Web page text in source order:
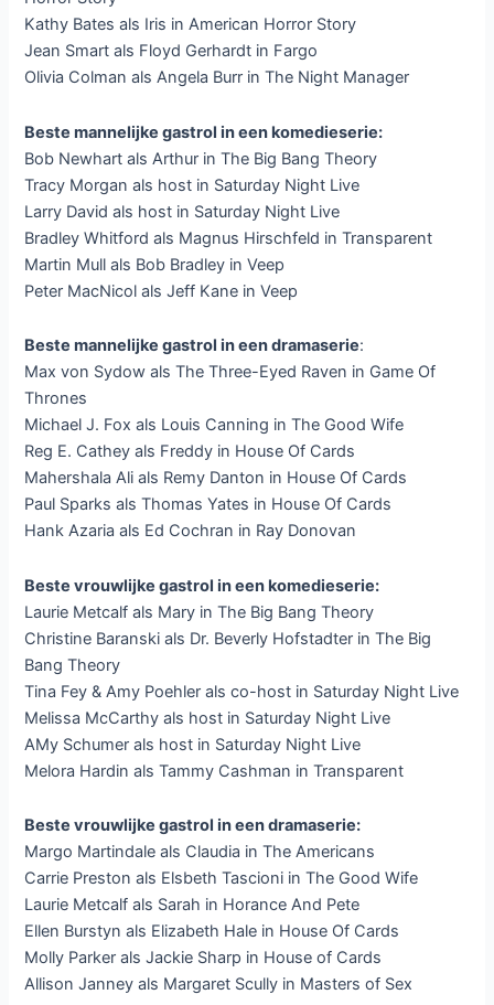
Kathy Bates als Iris in American Horror Story
Jean Smart als Floyd Gerhardt in Fargo
Olivia Colman als Angela Burr in The Night Manager
Beste mannelijke gastrol in een komedieserie:
Bob Newhart als Arthur in The Big Bang Theory
Tracy Morgan als host in Saturday Night Live
Larry David als host in Saturday Night Live
Bradley Whitford als Magnus Hirschfeld in Transparent
Martin Mull als Bob Bradley in Veep
Peter MacNicol als Jeff Kane in Veep
Beste mannelijke gastrol in een dramaserie:
Max von Sydow als The Three-Eyed Raven in Game Of
Thrones
Michael J. Fox als Louis Canning in The Good Wife
Reg E. Cathey als Freddy in House Of Cards
Mahershala Ali als Remy Danton in House Of Cards
Paul Sparks als Thomas Yates in House Of Cards
Hank Azaria als Ed Cochran in Ray Donovan
Beste vrouwlijke gastrol in een komedieserie:
Laurie Metcalf als Mary in The Big Bang Theory
Christine Baranski als Dr. Beverly Hofstadter in The Big
Bang Theory
Tina Fey & Amy Poehler als co-host in Saturday Night Live
Melissa McCarthy als host in Saturday Night Live
AMy Schumer als host in Saturday Night Live
Melora Hardin als Tammy Cashman in Transparent
Beste vrouwlijke gastrol in een dramaserie:
Margo Martindale als Claudia in The Americans
Carrie Preston als Elsbeth Tascioni in The Good Wife
Laurie Metcalf als Sarah in Horance And Pete
Ellen Burstyn als Elizabeth Hale in House Of Cards
Molly Parker als Jackie Sharp in House of Cards
Allison Janney als Margaret Scully in Masters of Sex